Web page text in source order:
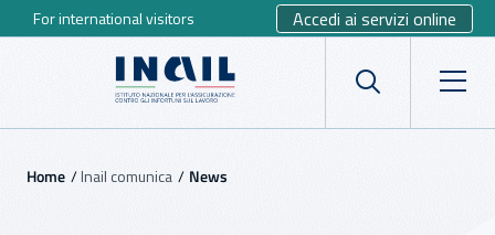
Vai al menu principale
Vai al contenuto principale
For international visitors Accedi ai servizi online
INAIL - Istituto Nazionale
Apri cerca
Navigazione - Ti trovi in:
Home Inail comunica News